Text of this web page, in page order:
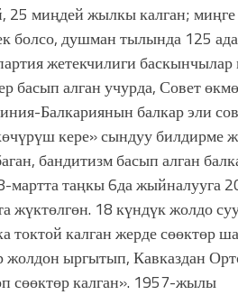
миңдей жылкы калган; миңге
болсо, душман тылында 125
жетекчилиги
басып алган учурда, Совет
Балкариянын балкар эли
кере» сындуу билдирме
бандитизм басып алган
таңкы 6да жыйналууга
жүктөлгөн. 18 күндүк жолдо
токтой калган жерде сөөктөр
ыргытып, Кавказдан
сөөктөр калган». 1957-жылы